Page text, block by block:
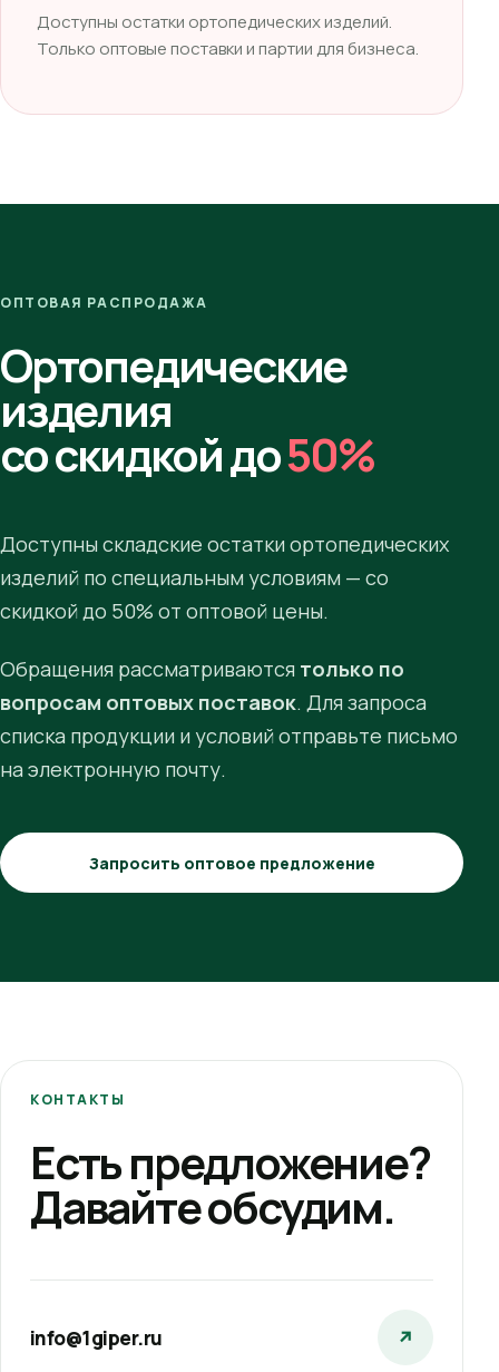
Доступны остатки ортопедических изделий.
Только оптовые поставки и партии для бизнеса.
ОПТОВАЯ РАСПРОДАЖА
Ортопедические
изделия
со скидкой до50%
Доступны складские остатки ортопедических
изделий по специальным условиям — со
скидкой до 50% от оптовой цены.
Обращения рассматриваются только по
вопросам оптовых поставок. Для запроса
списка продукции и условий отправьте письмо
на электронную почту.
Запросить оптовое предложение
КОНТАКТЫ
Есть предложение?
Давайте обсудим.
info@1giper.ru ↗